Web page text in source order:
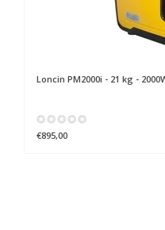
Loncin PM2000i - 21 kg -
€895,00